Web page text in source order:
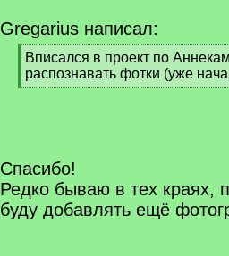
Gregarius написал:
[
q
]
Вписался в проект по
распознавать фотки (уже
[
Спасибо!
Редко бываю в тех краях,
буду добавлять ещё